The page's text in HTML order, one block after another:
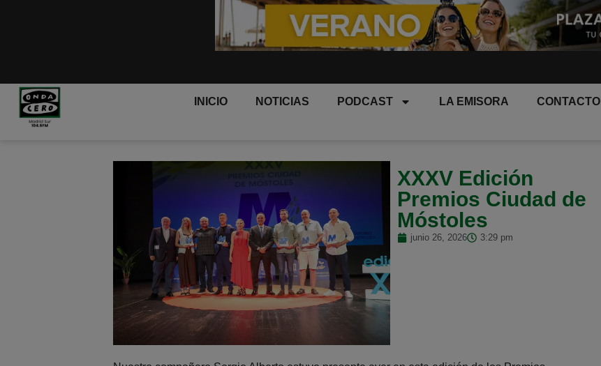
INICIO NOTICIAS PODCAST LA EMISORA CONTACTO
XXXV Edición
Premios Ciudad de
Móstoles
junio 26, 2026 3:29 pm